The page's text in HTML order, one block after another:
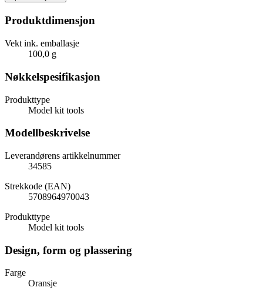
Produktdimensjon
Vekt ink. emballasje
100,0 g
Nøkkelspesifikasjon
Produkttype
Model kit tools
Modellbeskrivelse
Leverandørens artikkelnummer
34585
Strekkode (EAN)
5708964970043
Produkttype
Model kit tools
Design, form og plassering
Farge
Oransje